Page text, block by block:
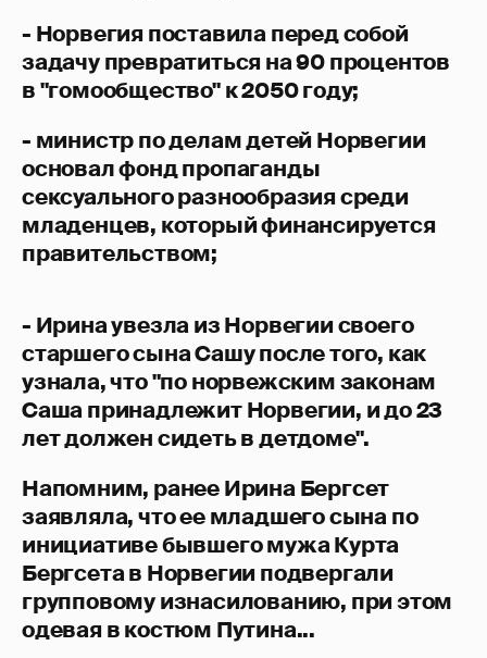
- Норвегия поставила перед собой
задачу превратиться на 90 процентов
в "гомообщество" к 2050 году;
- министр по делам детей Норвегии
основал фонд пропаганды
сексуального разнообразия среди
младенцев, который финансируется
правительством;
- Ирина увезла из Норвегии своего
старшего сына Сашу после того, как
узнала, что "по норвежским законам
Саша принадлежит Норвегии, и до 23
лет должен сидеть в детдоме".
Напомним, ранее Ирина Бергсет
заявляла, что ее младшего сына по
инициативе бывшего мужа Курта
Бергсета в Норвегии подвергали
групповому изнасилованию, при этом
одевая в костюм Путина...